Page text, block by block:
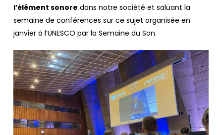
l’élément sonore dans notre société et saluant la
semaine de conférences sur ce sujet organisée en
janvier à l’UNESCO par la Semaine du Son.